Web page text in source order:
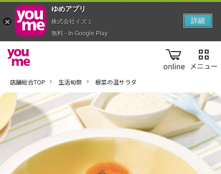
online
店舗総合TOP 生活旬祭 根菜の温サラダ
ゆめアプ‪リ‬
株式会社イズミ
無料 - In Google Play
詳細